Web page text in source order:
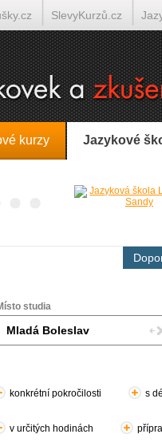
kurzy Jazykové
studia
konkrétní pokročilosti s
v určitých hodinách
SlevyKurzů.cz
on-line Tlumočení-